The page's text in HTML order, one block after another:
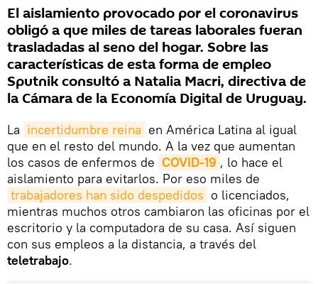
El aislamiento provocado por el coronavirus
obligó a que miles de tareas laborales fueran
trasladadas al seno del hogar. Sobre las
características de esta forma de empleo
Sputnik consultó a Natalia Macri, directiva de
la Cámara de la Economía Digital de Uruguay.
La incertidumbre reina en América Latina al igual
que en el resto del mundo. A la vez que aumentan
los casos de enfermos de COVID-19 , lo hace el
aislamiento para evitarlos. Por eso miles de
trabajadores han sido despedidos o licenciados,
mientras muchos otros cambiaron las oficinas por el
escritorio y la computadora de su casa. Así siguen
con sus empleos a la distancia, a través del
teletrabajo.